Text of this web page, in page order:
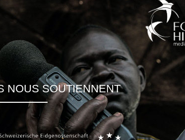
NOUS SOUTIENNENT